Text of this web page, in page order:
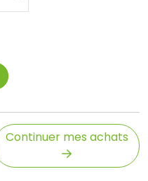
Continuer mes achats